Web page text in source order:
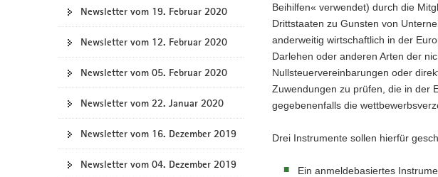
Newsletter vom 19. Februar 2020
Newsletter vom 12. Februar 2020
Newsletter vom 05. Februar 2020
Newsletter vom 22. Januar 2020
Newsletter vom 16. Dezember 2019
Newsletter vom 04. Dezember 2019
Beihilfen« verwendet) durch die
Drittstaaten zu Gunsten von
anderweitig wirtschaftlich in der
Darlehen oder anderen Arten der
Nullsteuervereinbarungen oder
Zuwendungen zu prüfen, die in der
gegebenenfalls die
Drei Instrumente sollen hierfür
Ein anmeldebasiertes